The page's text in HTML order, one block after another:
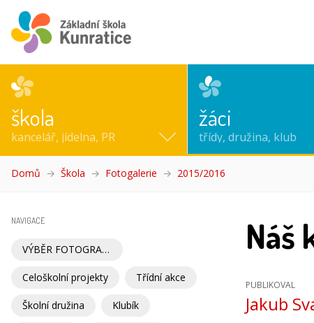
škola
kancelář, jídelna, PR
žáci
třídy, družina, klub
Domů Škola Fotogalerie 2015/2016
NAVIGACE
VÝBĚR FOTOGRAFIÍ
Celoškolní projekty Třídní akce
Školní družina Klubík
Náš
PUBLIKOVAL
Jakub